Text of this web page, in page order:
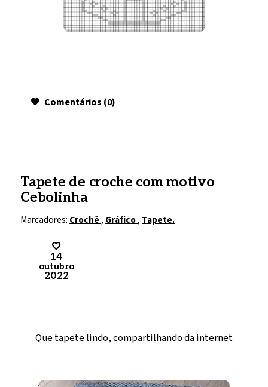
Comentários (0)
Tapete de croche com motivo
Cebolinha
Marcadores:Crochê,Gráfico,Tapete.
14
outubro
2022
Que tapete lindo, compartilhando da internet